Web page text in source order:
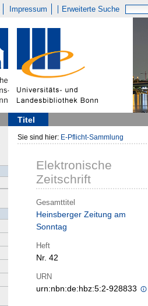
Impressum Erweiterte Suche
Titel
Sie sind hier: E-Pflicht-Sammlung
Elektronische
Zeitschrift
Gesamttitel
Heinsberger Zeitung am
Sonntag
Heft
Nr. 42
URN
urn:nbn:de:hbz:5:2-928833